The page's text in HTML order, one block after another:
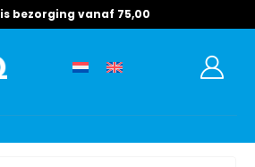
bezorging vanaf 75,00